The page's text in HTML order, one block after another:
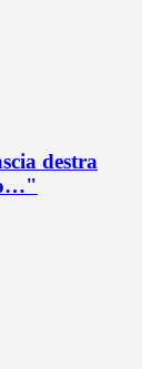
destra